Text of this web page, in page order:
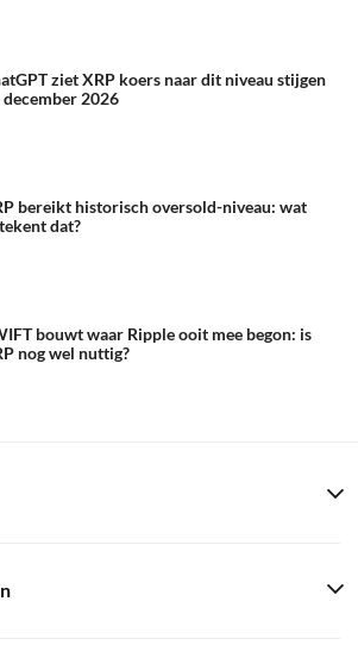
ziet XRP koers naar dit niveau stijgen
december 2026
bereikt historisch oversold-niveau: wat
dat?
bouwt waar Ripple ooit mee begon: is
nog wel nuttig?